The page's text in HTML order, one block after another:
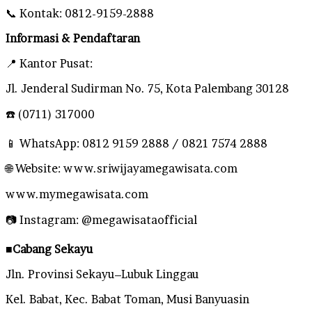
📞 Kontak: 0812-9159-2888
Informasi & Pendaftaran
📍 Kantor Pusat:
Jl. Jenderal Sudirman No. 75, Kota Palembang 30128
☎️ (0711) 317000
📱 WhatsApp: 0812 9159 2888 / 0821 7574 2888
🌐 Website: www.sriwijayamegawisata.com
www.mymegawisata.com
📷 Instagram: @megawisataofficial
■Cabang Sekayu
Jln. Provinsi Sekayu–Lubuk Linggau
Kel. Babat, Kec. Babat Toman, Musi Banyuasin